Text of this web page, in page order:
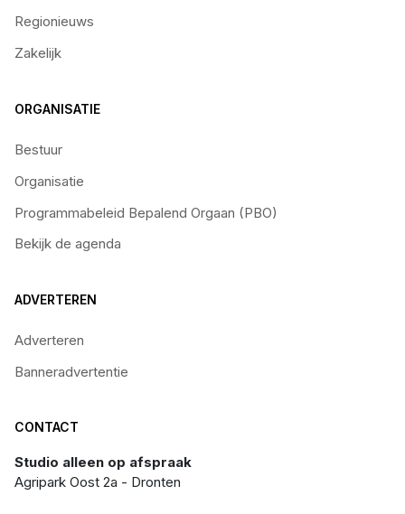
Regionieuws
Zakelijk
ORGANISATIE
Bestuur
Organisatie
Programmabeleid Bepalend Orgaan (PBO)
Bekijk de agenda
ADVERTEREN
Adverteren
Banneradvertentie
CONTACT
Studio alleen op afspraak
Agripark Oost 2a - Dronten